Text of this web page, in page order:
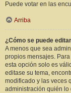
Puede votar en las
Arriba
¿Cómo se puede
A menos que sea
propios mensajes.
esta opción solo es
editase su tema,
modificado y las veces
administración quién lo